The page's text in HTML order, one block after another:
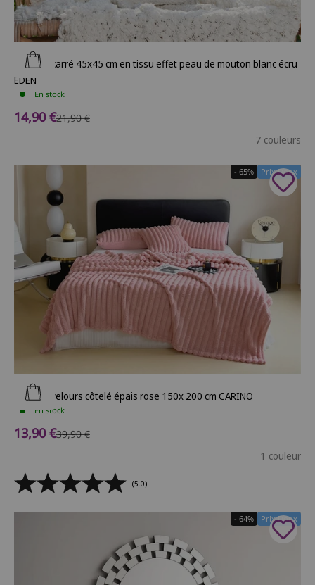
Ajouter au panier
Coussin carré 45x45 cm en tissu effet peau de mouton blanc écru
EDEN
En stock
Prix de vente
14,90 €Prix normal
21,90 €
7 couleurs
Prix Doux
- 65%
Ajouter au panier
Plaid en velours côtelé épais rose 150x 200 cm CARINO
En stock
Prix de vente
13,90 €Prix normal
39,90 €
1 couleur
(5.0)
Prix Doux
- 64%